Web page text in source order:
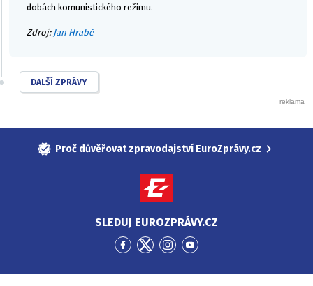
dobách komunistického režimu.
Zdroj: Jan Hrabě
DALŠÍ ZPRÁVY
Proč důvěřovat zpravodajství EuroZprávy.cz
SLEDUJ EUROZPRÁVY.CZ
Přejít
Facebook
Přejít
Twitter
Přejít
Instagram
Přejít
YouTube